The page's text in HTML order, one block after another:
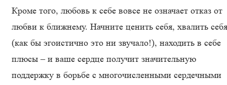
Кроме того, любовь к себе вовсе не означает отказ от
любви к ближнему. Начните ценить себя, хвалить себя
(как бы эгоистично это ни звучало!), находить в себе
плюсы – и ваше сердце получит значительную
поддержку в борьбе с многочисленными сердечными